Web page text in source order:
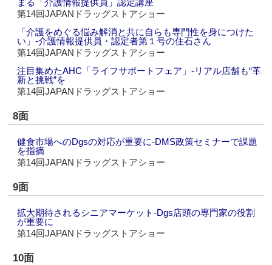
まる「介護情報提供員」認定講座
第14回JAPANドラッグストアショー
「介護をめぐる悩み解消と共に自らも専門性を身につけた
い」‐介護情報提供員・認定者第１号の住石さん
第14回JAPANドラッグストアショー
注目集めたAHC「ライフサポートフェア」‐リアル店舗も“革
新と挑戦”を
第14回JAPANドラッグストアショー
8面
健食市場へのDgsの対応が重要に‐DMS政策セミナーで課題
を指摘
第14回JAPANドラッグストアショー
9面
拡大期待されるシニアマーケット‐Dgs店頭の専門家の役割
が重要に
第14回JAPANドラッグストアショー
10面